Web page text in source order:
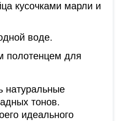
кусочками марли и
воде.
полотенцем для
натуральные
тонов.
идеального